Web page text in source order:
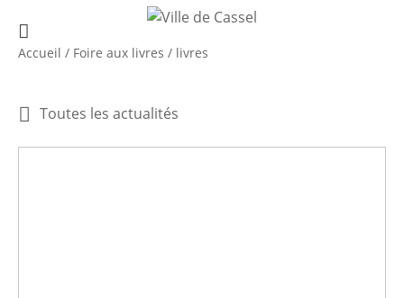
Accueil / Foire aux livres / livres
Toutes les actualités